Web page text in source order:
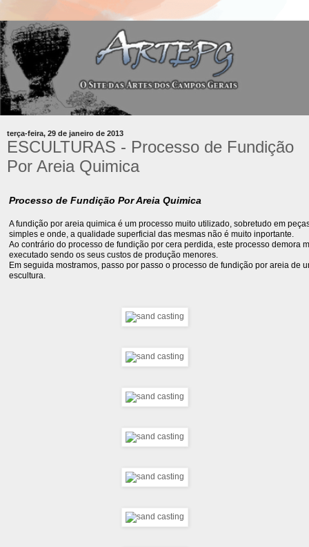
terça-feira, 29 de janeiro de 2013
ESCULTURAS - Processo de Fundição
Por Areia Quimica
Processo de Fundição Por Areia Quimica
A fundição por areia quimica é um processo muito utilizado, sobretudo em
simples e onde, a qualidade superficial das mesmas não é muito inportante.
Ao contrário do processo de fundição por cera perdida, este processo demora
executado sendo os seus custos de produção menores.
Em seguida mostramos, passo por passo o processo de fundição por areia de
escultura.